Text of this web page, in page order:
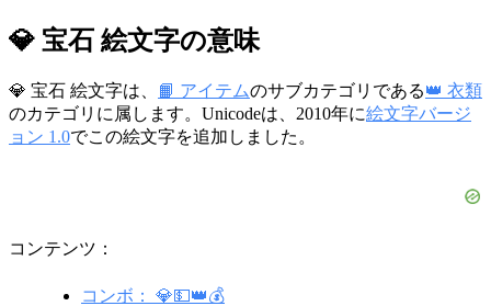
💎 宝石 絵文字の意味
💎 宝石 絵文字は、 📙 アイテムのサブカテゴリである👑 衣類
のカテゴリに属します。Unicodeは、2010年に絵文字バージ
ョン 1.0でこの絵文字を追加しました。
コンテンツ：
コンボ： 💎💵👑💰